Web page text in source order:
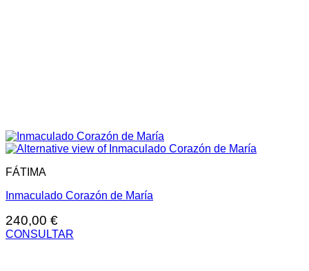
FÁTIMA
Inmaculado Corazón de María
240,00 €
CONSULTAR